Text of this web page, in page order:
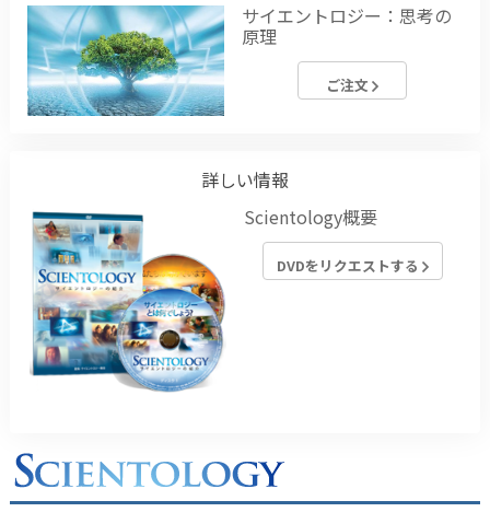
サイエントロジー：思考の
原理
ご注文
詳しい情報
Scientology概要
DVDをリクエストする